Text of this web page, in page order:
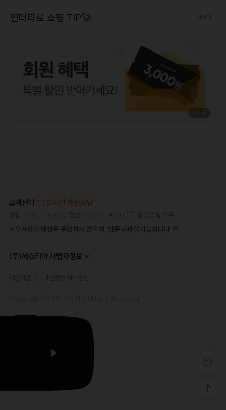
인터타로 쇼핑 TIP🚀 더보기
1 / 6
고객센터 1:1 실시간 채팅상담
평일 11:00 ~ 16:00 / 점심 13:00 ~ 14:00 / 토,일 공휴일 휴무
※오프라인 매장은 운영하지 않으며, 방문구매 불가능합니다.※
(주)헤스티아 사업자정보
개인정보처리방침